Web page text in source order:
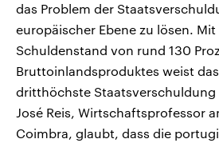
das Problem der
europäischer Ebene zu lösen. Mit
Schuldenstand von rund 130
Bruttoinlandsproduktes weist
dritthöchste Staatsverschuldung
José Reis, Wirtschaftsprofessor
Coimbra, glaubt, dass die